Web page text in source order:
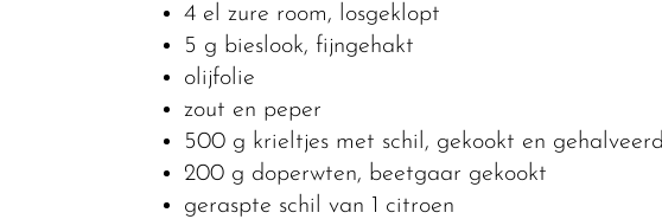
4 el zure room, losgeklopt
5 g bieslook, fijngehakt
olijfolie
zout en peper
500 g krieltjes met schil, gekookt en gehalveerd
200 g doperwten, beetgaar gekookt
geraspte schil van 1 citroen